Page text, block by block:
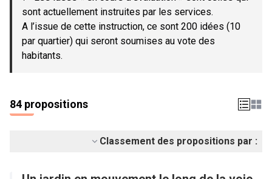
sont actuellement instruites par les services.
A l’issue de cette instruction, ce sont 200 idées (10
par quartier) qui seront soumises au vote des
habitants.
84 propositions
Classement des propositions par :